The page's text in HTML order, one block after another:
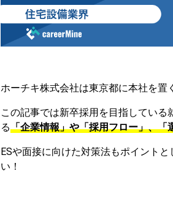
ホーチキ株式会社は東京都に本社を置
この記事では新卒採用を目指してい
る「企業情報」や「採用フロー」、「
ESや面接に向けた対策法もポイント
い！